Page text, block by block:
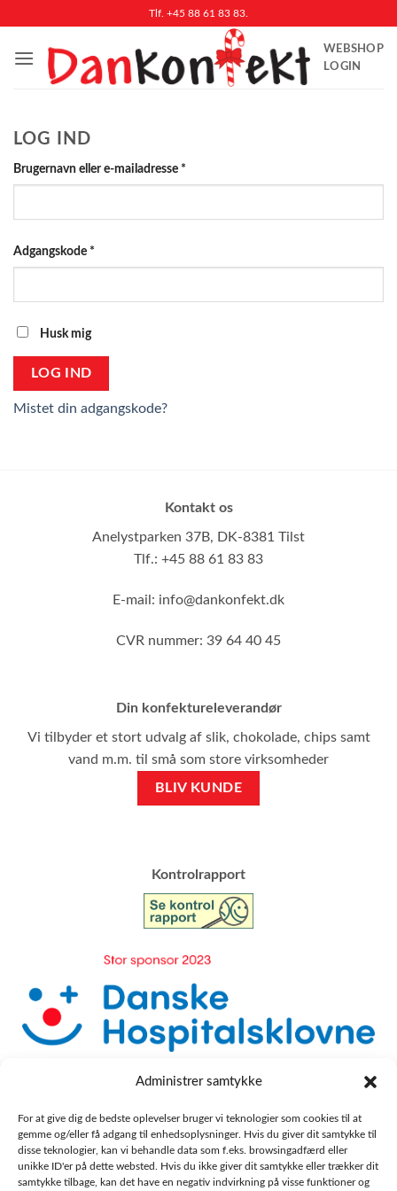
Administrer samtykke
For at give dig de bedste oplevelser bruger vi teknologier som cookies til at
gemme og/eller få adgang til enhedsoplysninger. Hvis du giver dit samtykke til
disse teknologier, kan vi behandle data som f.eks. browsingadfærd eller
unikke ID'er på dette websted. Hvis du ikke giver dit samtykke eller trækker dit
samtykke tilbage, kan det have en negativ indvirkning på visse funktioner og
indhold
Tlf. +45 88 61 83 83.
WEBSHOP
LOGIN
LOG IND
Brugernavn eller e-mailadresse *
Adgangskode *
Husk mig
LOG IND
Mistet din adgangskode?
Kontakt os
Anelystparken 37B, DK-8381 Tilst
Tlf.: +45 88 61 83 83
E-mail: info@dankonfekt.dk
CVR nummer: 39 64 40 45
Din konfektureleverandør
Vi tilbyder et stort udvalg af slik, chokolade, chips samt
vand m.m. til små som store virksomheder
BLIV KUNDE
​Kontrolrapport